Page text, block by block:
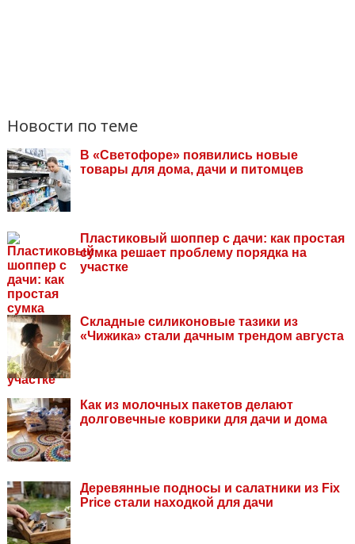
Новости по теме
В «Светофоре» появились новые
товары для дома, дачи и питомцев
Пластиковый шоппер с дачи: как простая
сумка решает проблему порядка на
участке
Складные силиконовые тазики из
«Чижика» стали дачным трендом августа
Как из молочных пакетов делают
долговечные коврики для дачи и дома
Деревянные подносы и салатники из Fix
Price стали находкой для дачи